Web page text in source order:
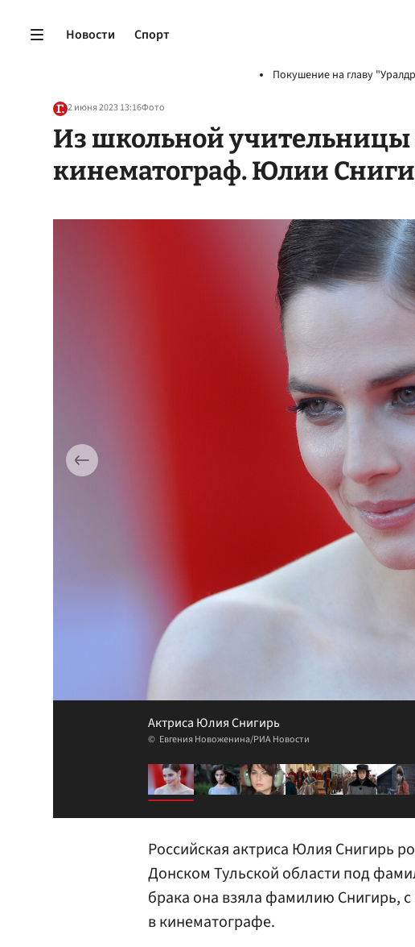
Новости Спорт
Покушение на главу
2 июня 2023 13:16Фото
Из школьной учительницы
кинематограф. Юлии
Актриса Юлия Снигирь
Евгения Новоженина/РИА Новости
Российская актриса Юлия Снигирь
Донском Тульской области под
брака она взяла фамилию Снигирь,
в кинематографе.